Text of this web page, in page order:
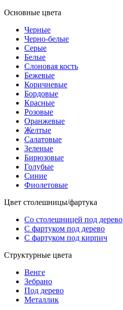
Основные цвета
Черные
Черно-белые
Серые
Белые
Слоновая кость
Бежевые
Коричневые
Бордовые
Красные
Розовые
Оранжевые
Желтые
Салатовые
Зеленые
Бирюзовые
Голубые
Синие
Фиолетовые
Цвет столешницы/фартука
Со столешницей под дерево
С фартуком под дерево
С фартуком под кирпич
Структурные цвета
Венге
Зебрано
Под дерево
Металлик